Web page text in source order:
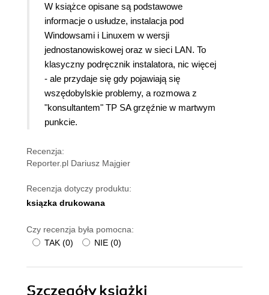
W książce opisane są podstawowe
informacje o usłudze, instalacja pod
Windowsami i Linuxem w wersji
jednostanowiskowej oraz w sieci LAN. To
klasyczny podręcznik instalatora, nic więcej
- ale przydaje się gdy pojawiają się
wszędobylskie problemy, a rozmowa z
"konsultantem" TP SA grzęźnie w martwym
punkcie.
Recenzja:
Reporter.pl Dariusz Majgier
Recenzja dotyczy produktu:
ksiązka drukowana
Czy recenzja była pomocna:
TAK (0) NIE (0)
Szczegółyksiążki